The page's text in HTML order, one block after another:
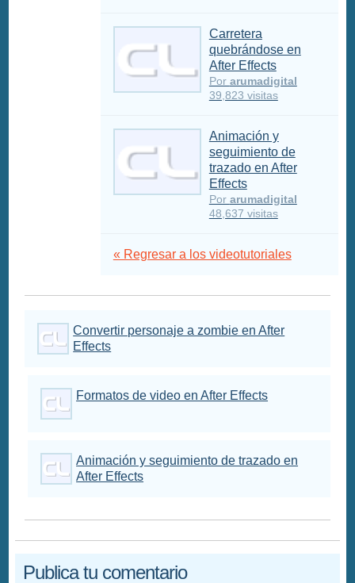
Carretera
quebrándose en
After Effects
Por arumadigital
39,823 visitas
Animación y
seguimiento de
trazado en After
Effects
Por arumadigital
48,637 visitas
« Regresar a los videotutoriales
Convertir personaje a zombie en After
Effects
Formatos de video en After Effects
Animación y seguimiento de trazado en
After Effects
Publica tu comentario